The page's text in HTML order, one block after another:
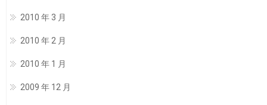
2010 年 3 月
2010 年 2 月
2010 年 1 月
2009 年 12 月